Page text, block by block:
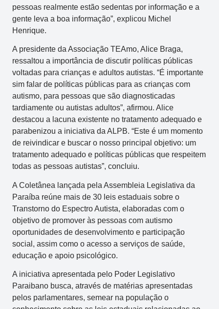
pessoas realmente estão sedentas por informação e a
gente leva a boa informação”, explicou Michel
Henrique.
A presidente da Associação TEAmo, Alice Braga,
ressaltou a importância de discutir políticas públicas
voltadas para crianças e adultos autistas. “É importante
sim falar de políticas públicas para as crianças com
autismo, para pessoas que são diagnosticadas
tardiamente ou autistas adultos”, afirmou. Alice
destacou a lacuna existente no tratamento adequado e
parabenizou a iniciativa da ALPB. “Este é um momento
de reivindicar e buscar o nosso principal objetivo: um
tratamento adequado e políticas públicas que respeitem
todas as pessoas autistas”, concluiu.
A Coletânea lançada pela Assembleia Legislativa da
Paraíba reúne mais de 30 leis estaduais sobre o
Transtorno do Espectro Autista, elaboradas com o
objetivo de promover às pessoas com autismo
oportunidades de desenvolvimento e participação
social, assim como o acesso a serviços de saúde,
educação e apoio psicológico.
A iniciativa apresentada pelo Poder Legislativo
Paraibano busca, através de matérias apresentadas
pelos parlamentares, semear na população o